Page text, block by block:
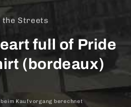
Streets
full of Pride
(bordeaux)
Kaufvorgang berechnet